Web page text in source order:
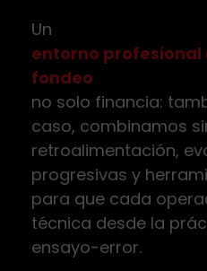
Un
entorno
fondeo
no solo financia:
caso, combinamos
retroalimentación,
progresivas y
para que cada
técnica desde la
ensayo-error.